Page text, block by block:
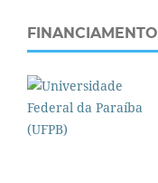
FINANCIAMENTO